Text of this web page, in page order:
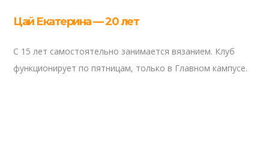
Цай Екатерина — 20 лет
С 15 лет самостоятельно занимается вязанием. Клуб
функционирует по пятницам, только в Главном кампусе.